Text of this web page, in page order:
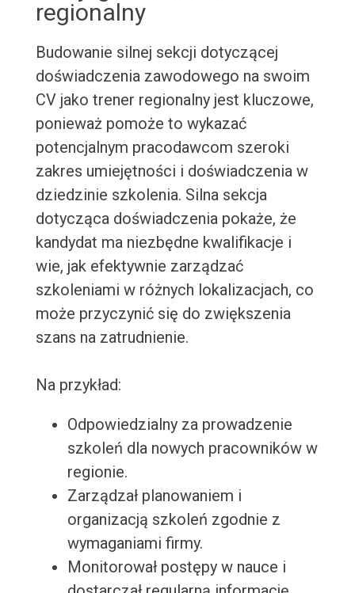
regionalny
Budowanie silnej sekcji dotyczącej
doświadczenia zawodowego na swoim
CV jako trener regionalny jest kluczowe,
ponieważ pomoże to wykazać
potencjalnym pracodawcom szeroki
zakres umiejętności i doświadczenia w
dziedzinie szkolenia. Silna sekcja
dotycząca doświadczenia pokaże, że
kandydat ma niezbędne kwalifikacje i
wie, jak efektywnie zarządzać
szkoleniami w różnych lokalizacjach, co
może przyczynić się do zwiększenia
szans na zatrudnienie.
Na przykład:
Odpowiedzialny za prowadzenie
szkoleń dla nowych pracowników w
regionie.
Zarządzał planowaniem i
organizacją szkoleń zgodnie z
wymaganiami firmy.
Monitorował postępy w nauce i